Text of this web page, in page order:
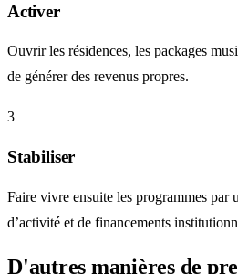
Activer
Ouvrir les résidences, les packages
de générer des revenus propres.
3
Stabiliser
Faire vivre ensuite les programmes par
d’activité et de financements
D'autres manières de